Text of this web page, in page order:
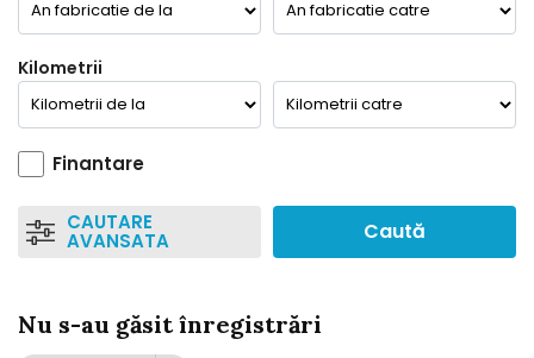
Kilometrii
Finantare
CAUTARE
AVANSATA Caută
Nu s-au găsit înregistrări